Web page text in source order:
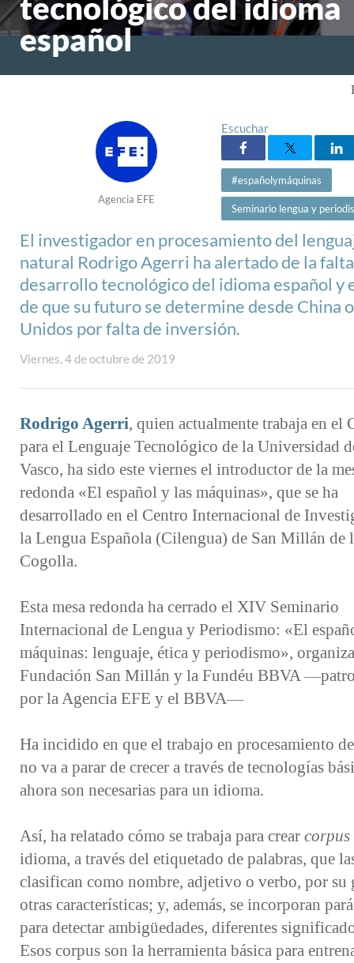
tecnológico del idioma
español
Agencia EFE
Escuchar
#españolymáquinas
Seminario lengua y
El investigador en procesamiento del
natural Rodrigo Agerri ha alertado de la
desarrollo tecnológico del idioma español y
de que su futuro se determine desde China
Unidos por falta de inversión.
Viernes, 4 de octubre de 2019
Rodrigo Agerri, quien actualmente trabaja en el
para el Lenguaje Tecnológico de la Universidad
Vasco, ha sido este viernes el introductor de la
redonda «El español y las máquinas», que se ha
desarrollado en el Centro Internacional de
la Lengua Española (Cilengua) de San Millán de
Cogolla.
Esta mesa redonda ha cerrado el XIV Seminario
Internacional de Lengua y Periodismo: «El
máquinas: lenguaje, ética y periodismo»,
Fundación San Millán y la Fundéu BBVA
por la Agencia EFE y el BBVA—
Ha incidido en que el trabajo en procesamiento
no va a parar de crecer a través de tecnologías
ahora son necesarias para un idioma.
Así, ha relatado cómo se trabaja para crear corpus
idioma, a través del etiquetado de palabras, que
clasifican como nombre, adjetivo o verbo, por su
otras características; y, además, se incorporan
para detectar ambigüedades, diferentes
Esos corpus son la herramienta básica para